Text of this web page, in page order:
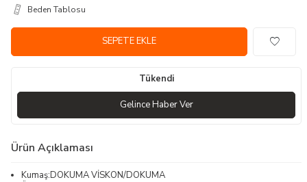
Beden Tablosu
SEPETE EKLE
Tükendi
Gelince Haber Ver
Ürün Açıklaması
Kumaş:DOKUMA VİSKON/DOKUMA